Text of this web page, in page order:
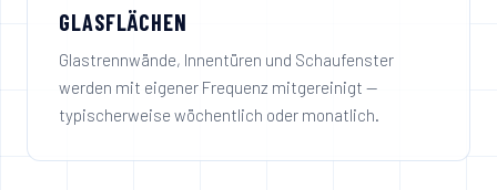
GLASFLÄCHEN
Glastrennwände, Innentüren und Schaufenster
werden mit eigener Frequenz mitgereinigt —
typischerweise wöchentlich oder monatlich.